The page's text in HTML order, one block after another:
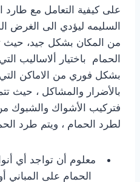
على كيفية التعامل مع طارد
السليمه ليؤدي الى الغرض
من المكان بشكل جيد، حيث
الحمام باختيار ألاساليب
بشكل فوري من الاماكن
بالأضرار والمشاكل ، حيث
فتركيب الأشواك والشبوك
لطرد الحمام ، ويتم طرد
معلوم أن تواجد أي
الحمام على المباني